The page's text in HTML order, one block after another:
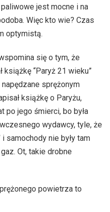
jest mocne i na
Więc kto wie? Czas
optymistą.
się o tym, że
książkę “Paryż 21 wieku”
sprężonym
książkę o Paryżu,
po jego śmierci, bo była
wydawcy, tyle, że
i samochody nie były tam
Ot, takie drobne
powietrza to